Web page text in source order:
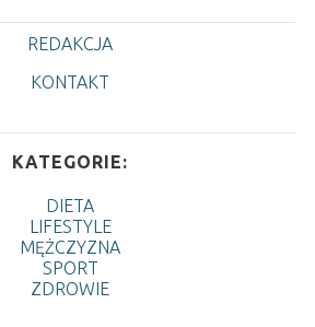
REDAKCJA
KONTAKT
KATEGORIE:
DIETA
LIFESTYLE
MĘŻCZYZNA
SPORT
ZDROWIE